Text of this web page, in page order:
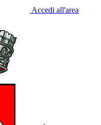
Accedi all'area